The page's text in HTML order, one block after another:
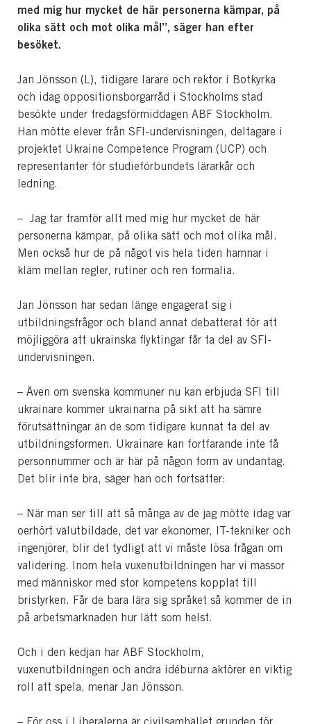
med mig hur mycket de här personerna kämpar, på
olika sätt och mot olika mål”, säger han efter
besöket.
Jan Jönsson (L), tidigare lärare och rektor i Botkyrka
och idag oppositionsborgarråd i Stockholms stad
besökte under fredagsförmiddagen ABF Stockholm.
Han mötte elever från SFI-undervisningen, deltagare i
projektet Ukraine Competence Program (UCP) och
representanter för studieförbundets lärarkår och
ledning.
– Jag tar framför allt med mig hur mycket de här
personerna kämpar, på olika sätt och mot olika mål.
Men också hur de på något vis hela tiden hamnar i
kläm mellan regler, rutiner och ren formalia.
Jan Jönsson har sedan länge engagerat sig i
utbildningsfrågor och bland annat debatterat för att
möjliggöra att ukrainska flyktingar får ta del av SFI-
undervisningen.
– Även om svenska kommuner nu kan erbjuda SFI till
ukrainare kommer ukrainarna på sikt att ha sämre
förutsättningar än de som tidigare kunnat ta del av
utbildningsformen. Ukrainare kan fortfarande inte få
personnummer och är här på någon form av undantag.
Det blir inte bra, säger han och fortsätter:
– När man ser till att så många av de jag mötte idag var
oerhört välutbildade, det var ekonomer, IT-tekniker och
ingenjörer, blir det tydligt att vi måste lösa frågan om
validering. Inom hela vuxenutbildningen har vi massor
med människor med stor kompetens kopplat till
bristyrken. Får de bara lära sig språket så kommer de in
på arbetsmarknaden hur lätt som helst.
Och i den kedjan har ABF Stockholm,
vuxenutbildningen och andra idéburna aktörer en viktig
roll att spela, menar Jan Jönsson.
– För oss i Liberalerna är civilsamhället grunden för